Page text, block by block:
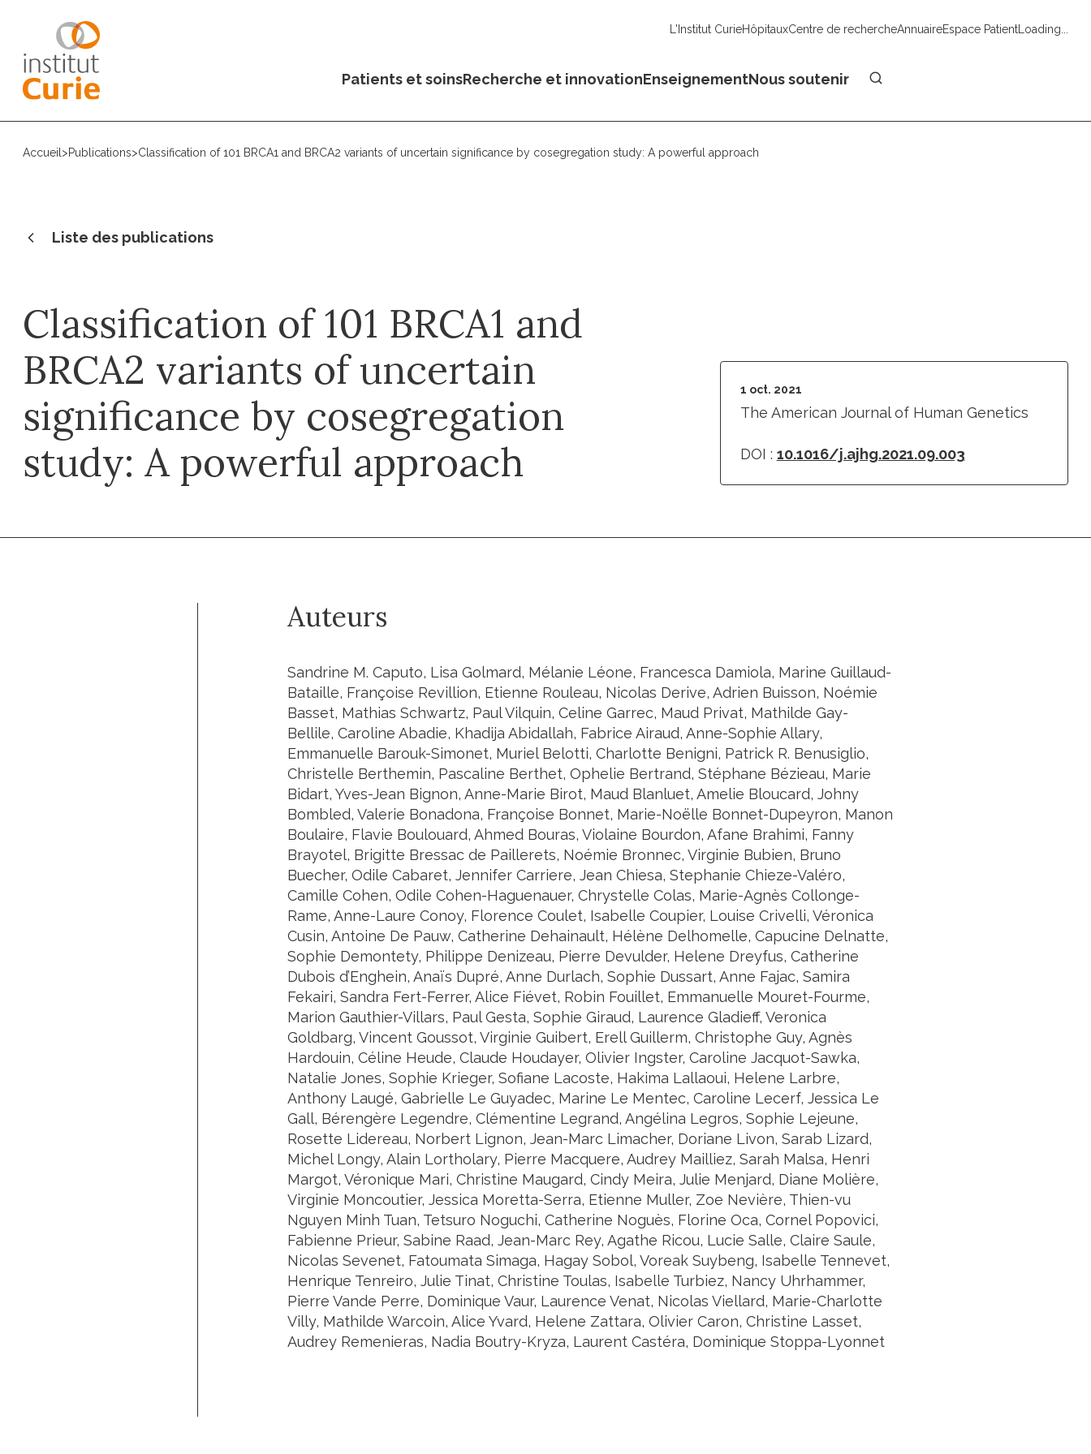
L'Institut CurieHôpitauxCentre de rechercheAnnuaireEspace PatientLoading...
Patients et soinsRecherche et innovationEnseignementNous soutenir
Accueil >Publications>Classification of 101 BRCA1 and BRCA2 variants of uncertain significance by cosegregation study: A powerful approach
Liste des publications
Classification of 101 BRCA1 and
BRCA2 variants of uncertain
significance by cosegregation
study: A powerful approach
1 oct. 2021
The American Journal of Human Genetics
DOI : 10.1016/j.ajhg.2021.09.003
Auteurs
Sandrine M. Caputo, Lisa Golmard, Mélanie Léone, Francesca Damiola, Marine Guillaud-
Bataille, Françoise Revillion, Etienne Rouleau, Nicolas Derive, Adrien Buisson, Noémie
Basset, Mathias Schwartz, Paul Vilquin, Celine Garrec, Maud Privat, Mathilde Gay-
Bellile, Caroline Abadie, Khadija Abidallah, Fabrice Airaud, Anne-Sophie Allary,
Emmanuelle Barouk-Simonet, Muriel Belotti, Charlotte Benigni, Patrick R. Benusiglio,
Christelle Berthemin, Pascaline Berthet, Ophelie Bertrand, Stéphane Bézieau, Marie
Bidart, Yves-Jean Bignon, Anne-Marie Birot, Maud Blanluet, Amelie Bloucard, Johny
Bombled, Valerie Bonadona, Françoise Bonnet, Marie-Noëlle Bonnet-Dupeyron, Manon
Boulaire, Flavie Boulouard, Ahmed Bouras, Violaine Bourdon, Afane Brahimi, Fanny
Brayotel, Brigitte Bressac de Paillerets, Noémie Bronnec, Virginie Bubien, Bruno
Buecher, Odile Cabaret, Jennifer Carriere, Jean Chiesa, Stephanie Chieze-Valéro,
Camille Cohen, Odile Cohen-Haguenauer, Chrystelle Colas, Marie-Agnès Collonge-
Rame, Anne-Laure Conoy, Florence Coulet, Isabelle Coupier, Louise Crivelli, Véronica
Cusin, Antoine De Pauw, Catherine Dehainault, Hélène Delhomelle, Capucine Delnatte,
Sophie Demontety, Philippe Denizeau, Pierre Devulder, Helene Dreyfus, Catherine
Dubois d’Enghein, Anaïs Dupré, Anne Durlach, Sophie Dussart, Anne Fajac, Samira
Fekairi, Sandra Fert-Ferrer, Alice Fiévet, Robin Fouillet, Emmanuelle Mouret-Fourme,
Marion Gauthier-Villars, Paul Gesta, Sophie Giraud, Laurence Gladieff, Veronica
Goldbarg, Vincent Goussot, Virginie Guibert, Erell Guillerm, Christophe Guy, Agnès
Hardouin, Céline Heude, Claude Houdayer, Olivier Ingster, Caroline Jacquot-Sawka,
Natalie Jones, Sophie Krieger, Sofiane Lacoste, Hakima Lallaoui, Helene Larbre,
Anthony Laugé, Gabrielle Le Guyadec, Marine Le Mentec, Caroline Lecerf, Jessica Le
Gall, Bérengère Legendre, Clémentine Legrand, Angélina Legros, Sophie Lejeune,
Rosette Lidereau, Norbert Lignon, Jean-Marc Limacher, Doriane Livon, Sarab Lizard,
Michel Longy, Alain Lortholary, Pierre Macquere, Audrey Mailliez, Sarah Malsa, Henri
Margot, Véronique Mari, Christine Maugard, Cindy Meira, Julie Menjard, Diane Molière,
Virginie Moncoutier, Jessica Moretta-Serra, Etienne Muller, Zoe Nevière, Thien-vu
Nguyen Minh Tuan, Tetsuro Noguchi, Catherine Noguès, Florine Oca, Cornel Popovici,
Fabienne Prieur, Sabine Raad, Jean-Marc Rey, Agathe Ricou, Lucie Salle, Claire Saule,
Nicolas Sevenet, Fatoumata Simaga, Hagay Sobol, Voreak Suybeng, Isabelle Tennevet,
Henrique Tenreiro, Julie Tinat, Christine Toulas, Isabelle Turbiez, Nancy Uhrhammer,
Pierre Vande Perre, Dominique Vaur, Laurence Venat, Nicolas Viellard, Marie-Charlotte
Villy, Mathilde Warcoin, Alice Yvard, Helene Zattara, Olivier Caron, Christine Lasset,
Audrey Remenieras, Nadia Boutry-Kryza, Laurent Castéra, Dominique Stoppa-Lyonnet